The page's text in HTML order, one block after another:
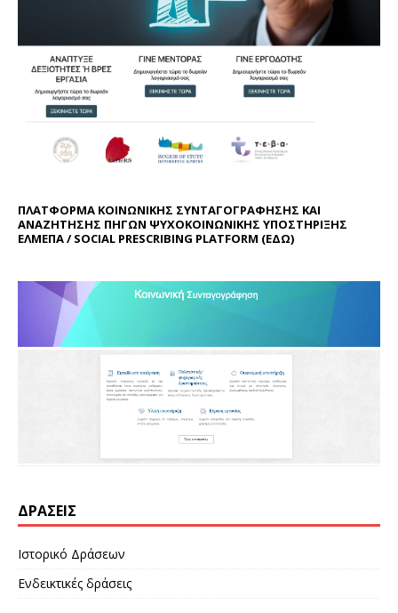
ΠΛΑΤΦΟΡΜΑ ΚΟΙΝΩΝΙΚΗΣ ΣΥΝΤΑΓΟΓΡΑΦΗΣΗΣ ΚΑΙ
ΑΝΑΖΗΤΗΣΗΣ ΠΗΓΩΝ ΨΥΧΟΚΟΙΝΩΝΙΚΗΣ ΥΠΟΣΤΗΡΙΞΗΣ
ΕΛΜΕΠΑ / SOCIAL PRESCRIBING PLATFORM (ΕΔΩ)
ΔΡΆΣΕΙΣ
Ιστορικό Δράσεων
Ενδεικτικές δράσεις